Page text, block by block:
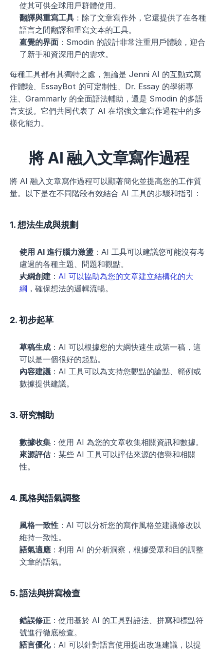
使其可供全球用戶群體使用。
翻譯與重寫工具 ：除了文章寫作外，它還提供了在各種
語言之間翻譯和重寫文本的工具。
直覺的界面 ：Smodin 的設計非常注重用戶體驗，迎合
了新手和資深用戶的需求。
每種工具都有其獨特之處，無論是 Jenni AI 的互動式寫
作體驗、EssayBot 的可定制性、Dr. Essay 的學術專
注、Grammarly 的全面語法輔助，還是 Smodin 的多語
言支援。它們共同代表了 AI 在增強文章寫作過程中的多
樣化能力。
將 AI 融入文章寫作過程
將 AI 融入文章寫作過程可以顯著簡化並提高您的工作質
量。以下是在不同階段有效結合 AI 工具的步驟和指引：
1. 想法生成與規劃
使用 AI 進行腦力激盪 ：AI 工具可以建議您可能沒有考
慮過的各種主題、問題和觀點。
大綱創建 ： AI 可以協助為您的文章建立結構化的大
綱 ，確保想法的邏輯流暢。
2. 初步起草
草稿生成 ：AI 可以根據您的大綱快速生成第一稿，這
可以是一個很好的起點。
內容建議 ：AI 工具可以為支持您觀點的論點、範例或
數據提供建議。
3. 研究輔助
數據收集 ：使用 AI 為您的文章收集相關資訊和數據。
來源評估：某些 AI 工具可以評估來源的信譽和相關
性。
4. 風格與語氣調整
風格一致性 ：AI 可以分析您的寫作風格並建議修改以
維持一致性。
語氣適應 ：利用 AI 的分析洞察，根據受眾和目的調整
文章的語氣。
5. 語法與拼寫檢查
錯誤修正 ：使用基於 AI 的工具對語法、拼寫和標點符
號進行徹底檢查。
語言優化：AI 可以針對語言使用提出改進建議，以提